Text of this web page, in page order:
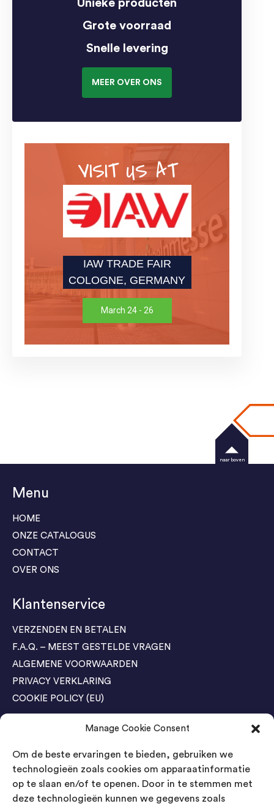
Manage Cookie Consent
Om de beste ervaringen te bieden, gebruiken we
technologieën zoals cookies om apparaatinformatie
op te slaan en/of te openen. Door in te stemmen met
deze technologieën kunnen we gegevens zoals
Unieke producten
Grote voorraad
Snelle levering
MEER OVER ONS
VISIT US AT
IAW TRADE FAIR
COLOGNE, GERMANY
March 24 - 26
Menu
HOME
ONZE CATALOGUS
CONTACT
OVER ONS
Klantenservice
VERZENDEN EN BETALEN
F.A.Q. – MEEST GESTELDE VRAGEN
ALGEMENE VOORWAARDEN
PRIVACY VERKLARING
COOKIE POLICY (EU)
Agenda Trade Shows
04-05 November / SVG FAIR Winterswijk
Bestel GRATIS kaarten
Bestel GRATIS kaarten
naar boven